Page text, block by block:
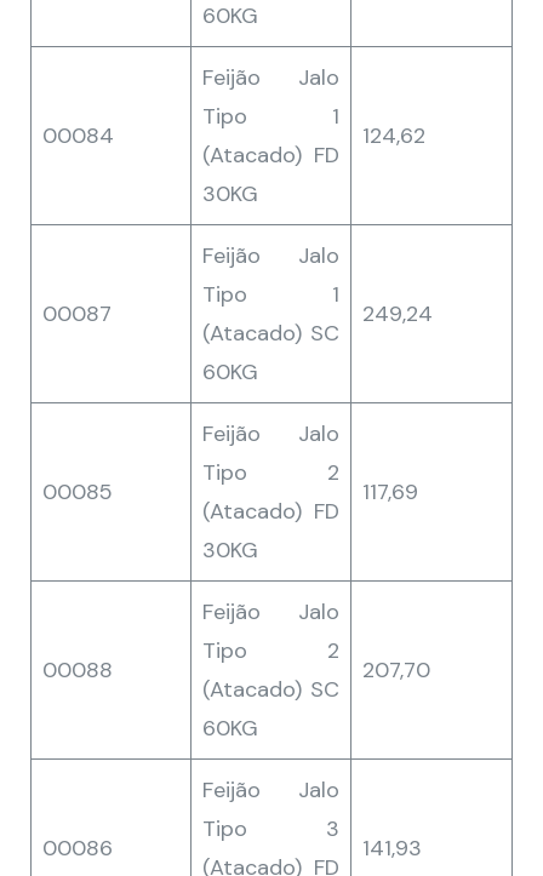
60KG
00084
Feijão Jalo
Tipo 1
(Atacado) FD
30KG
124,62
00087
Feijão Jalo
Tipo 1
(Atacado) SC
60KG
249,24
00085
Feijão Jalo
Tipo 2
(Atacado) FD
30KG
117,69
00088
Feijão Jalo
Tipo 2
(Atacado) SC
60KG
207,70
00086
Feijão Jalo
Tipo 3
(Atacado) FD
141,93